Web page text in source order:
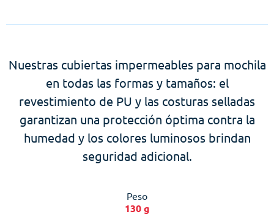
Nuestras cubiertas impermeables para mochila
en todas las formas y tamaños: el
revestimiento de PU y las costuras selladas
garantizan una protección óptima contra la
humedad y los colores luminosos brindan
seguridad adicional.
Peso
130 g